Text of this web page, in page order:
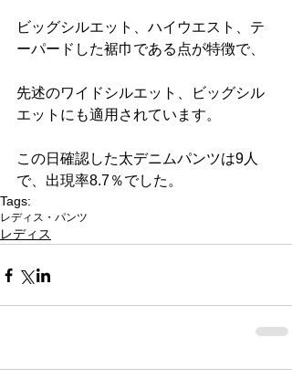
ビッグシルエット、ハイウエスト、テ
ーパードした裾巾である点が特徴で、
先述のワイドシルエット、ビッグシル
エットにも適用されています。
この日確認した太デニムパンツは9人
で、出現率8.7％でした。
Tags:
レディス・パンツ
レディス